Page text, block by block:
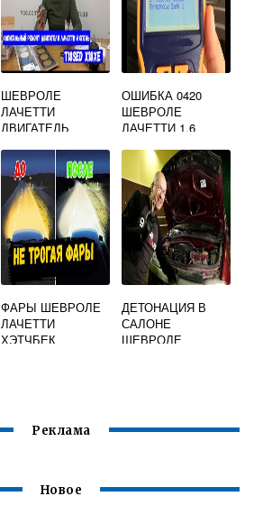
ШЕВРОЛЕ
ЛАЧЕТТИ
ДВИГАТЕЛЬ
ОШИБКА 0420
ШЕВРОЛЕ
ЛАЧЕТТИ 1.6
ФАРЫ ШЕВРОЛЕ
ЛАЧЕТТИ
ХЭТЧБЕК
ДЕТОНАЦИЯ В
САЛОНЕ
ШЕВРОЛЕ
Реклама
Новое